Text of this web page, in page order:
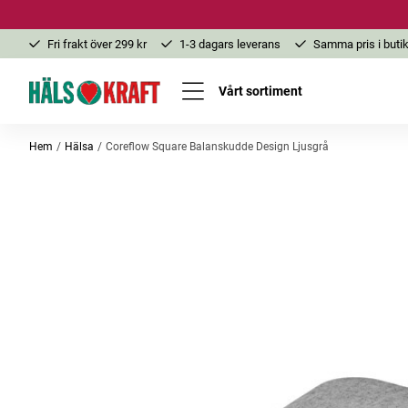
Fri frakt över 299 kr 1-3 dagars leverans Samma pris i
Vårt sortiment
Hem Hälsa Coreflow Square Balanskudde Design Ljusgrå